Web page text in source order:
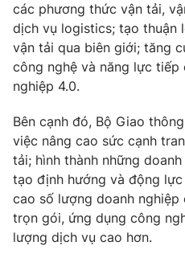
Emagazine
Photo
VTV Money
VTV Sức khoẻ
Thị trường 24h
các phương thức vận tải,
dịch vụ logistics; tạo thuận
vận tải qua biên giới; tăng
công nghệ và năng lực
nghiệp 4.0.
Bên cạnh đó, Bộ Giao
việc nâng cao sức cạnh
tải; hình thành những
tạo định hướng và động
cao số lượng doanh
trọn gói, ứng dụng công
lượng dịch vụ cao hơn.